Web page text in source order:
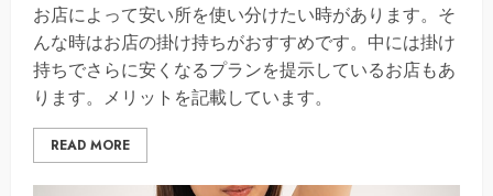
お店によって安い所を使い分けたい時があります。そ
んな時はお店の掛け持ちがおすすめです。中には掛け
持ちでさらに安くなるプランを提示しているお店もあ
ります。メリットを記載しています。
READ MORE